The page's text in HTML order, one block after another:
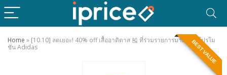
Home » [10.10] ลดเยอะ! 40% off เสื้ออาดิดาส 🎽 ที่ร่วมรายการมากมาย โปรโม
ชั่น Adidas
BEST VALUE